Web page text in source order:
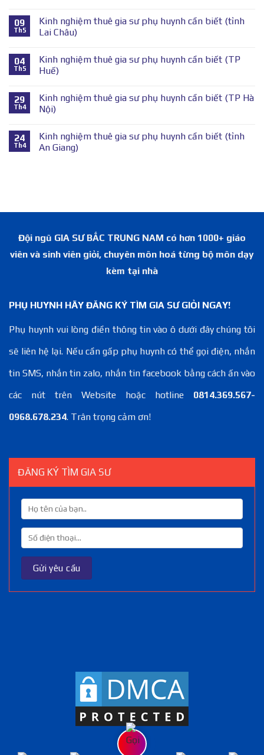
09
Th5
Kinh nghiệm thuê gia sư phụ huynh cần biết (tỉnh
Lai Châu)
04
Th5
Kinh nghiệm thuê gia sư phụ huynh cần biết (TP
Huế)
29
Th4
Kinh nghiệm thuê gia sư phụ huynh cần biết (TP Hà
Nội)
24
Th4
Kinh nghiệm thuê gia sư phụ huynh cần biết (tỉnh
An Giang)
Đội ngũ GIA SƯ BẮC TRUNG NAM có hơn 1000+ giáo
viên và sinh viên giỏi, chuyên môn hoá từng bộ môn dạy
kèm tại nhà
PHỤ HUYNH HÃY ĐĂNG KÝ TÌM GIA SƯ GIỎI NGAY!
Phụ huynh vui lòng điền thông tin vào ô dưới đây chúng tôi
sẽ liên hệ lại. Nếu cần gấp phụ huynh có thể gọi điện, nhắn
tin SMS, nhắn tin zalo, nhắn tin facebook bằng cách ấn vào
các nút trên Website hoặc hotline 0814.369.567-
0968.678.234. Trân trọng cảm ơn!
ĐĂNG KÝ TÌM GIA SƯ